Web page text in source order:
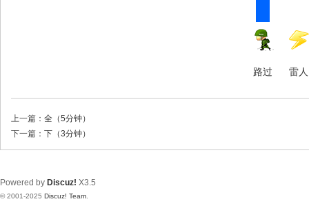
路过 雷人
上一篇： 全（5分钟）
下一篇： 下（3分钟）
Powered by Discuz! X3.5
© 2001-2025 Discuz! Team